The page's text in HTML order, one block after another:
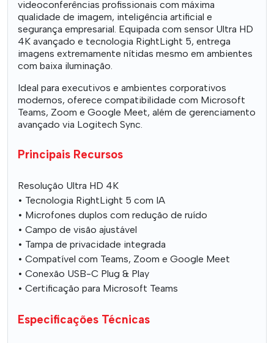
videoconferências profissionais com máxima
qualidade de imagem, inteligência artificial e
segurança empresarial. Equipada com sensor Ultra HD
4K avançado e tecnologia RightLight 5, entrega
imagens extremamente nítidas mesmo em ambientes
com baixa iluminação.
Ideal para executivos e ambientes corporativos
modernos, oferece compatibilidade com Microsoft
Teams, Zoom e Google Meet, além de gerenciamento
avançado via Logitech Sync.
Principais Recursos
Resolução Ultra HD 4K
• Tecnologia RightLight 5 com IA
• Microfones duplos com redução de ruído
• Campo de visão ajustável
• Tampa de privacidade integrada
• Compatível com Teams, Zoom e Google Meet
• Conexão USB-C Plug & Play
• Certificação para Microsoft Teams
Especificações Técnicas